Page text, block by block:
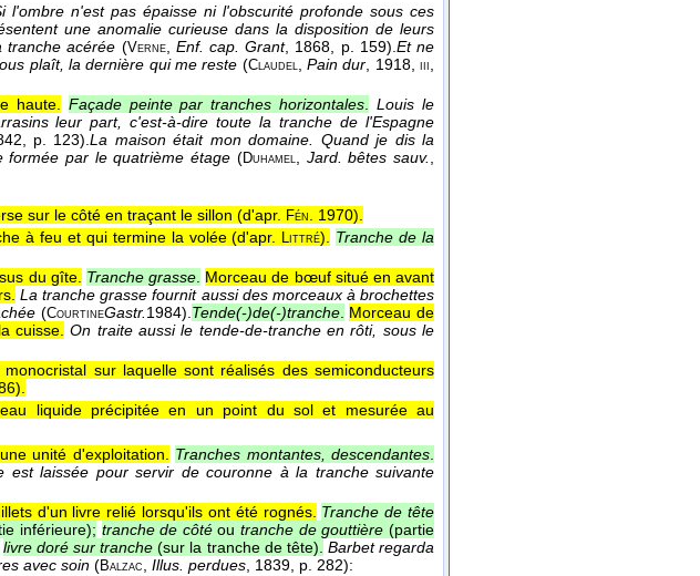
l'ombre n'est pas épaisse ni l'obscurité profonde sous ces
une anomalie curieuse dans la disposition de leurs
tranche acérée (Verne, Enf. cap. Grant, 1868, p. 159).Et ne
plaît, la dernière qui me reste (Claudel,Pain dur, 1918,iii,
haute. Façade peinte par tranches horizontales. Louis le
leur part, c'est-à-dire toute la tranche de l'Espagne
, p. 123).La maison était mon domaine. Quand je dis la
formée par le quatrième étage (Duhamel, Jard. bêtes sauv.,
sur le côté en traçant le sillon (d'apr. Fén. 1970).
à feu et qui termine la volée (d'apr. Littré). Tranche de la
du gîte. Tranche grasse. Morceau de bœuf situé en avant
La tranche grasse fournit aussi des morceaux à brochettes
(CourtineGastr.1984).Tende(-)de(-)tranche. Morceau de
cuisse. On traite aussi le tende-de-tranche en rôti, sous le
sur laquelle sont réalisés des semiconducteurs
).
liquide précipitée en un point du sol et mesurée au
unité d'exploitation. Tranches montantes, descendantes
est laissée pour servir de couronne à la tranche suivante
d'un livre relié lorsqu'ils ont été rognés. Tranche de tête
inférieure); tranche de côtéoutranche de gouttière (partie
livre doré sur tranche (sur la tranche de tête). Barbet regarda
avec soin (Balzac Illus. perdues , 1839 , p. 282):